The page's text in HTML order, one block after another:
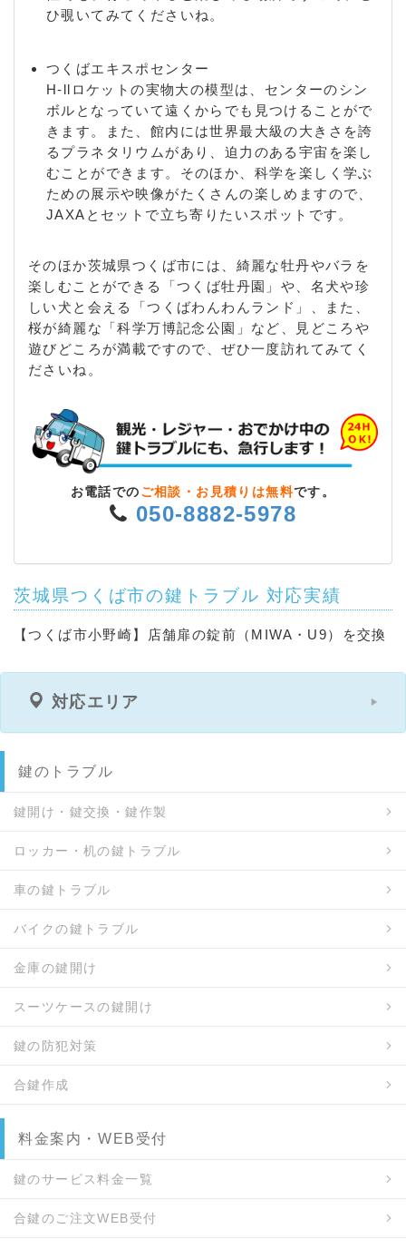
ひ覗いてみてくださいね。
つくばエキスポセンター
H-llロケットの実物大の模型は、センターのシン
ボルとなっていて遠くからでも見つけることがで
きます。また、館内には世界最大級の大きさを誇
るプラネタリウムがあり、迫力のある宇宙を楽し
むことができます。そのほか、科学を楽しく学ぶ
ための展示や映像がたくさんの楽しめますので、
JAXAとセットで立ち寄りたいスポットです。
そのほか茨城県つくば市には、綺麗な牡丹やバラを
楽しむことができる「つくば牡丹園」や、名犬や珍
しい犬と会える「つくばわんわんランド」、また、
桜が綺麗な「科学万博記念公園」など、見どころや
遊びどころが満載ですので、ぜひ一度訪れてみてく
ださいね。
お電話での ご相談・お見積りは無料です。
050-8882-5978
茨城県つくば市の鍵トラブル 対応実績
【つくば市小野崎】店舗扉の錠前（MIWA・U9）を交換
対応エリア
鍵のトラブル
鍵開け・鍵交換・鍵作製
ロッカー・机の鍵トラブル
車の鍵トラブル
バイクの鍵トラブル
金庫の鍵開け
スーツケースの鍵開け
鍵の防犯対策
合鍵作成
料金案内・WEB受付
鍵のサービス料金一覧
合鍵のご注文WEB受付